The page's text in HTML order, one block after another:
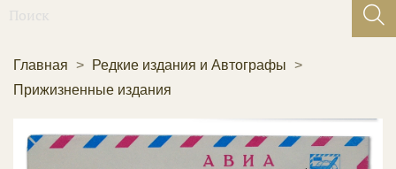
Главная
Редкие издания и Автографы
Прижизненные издания